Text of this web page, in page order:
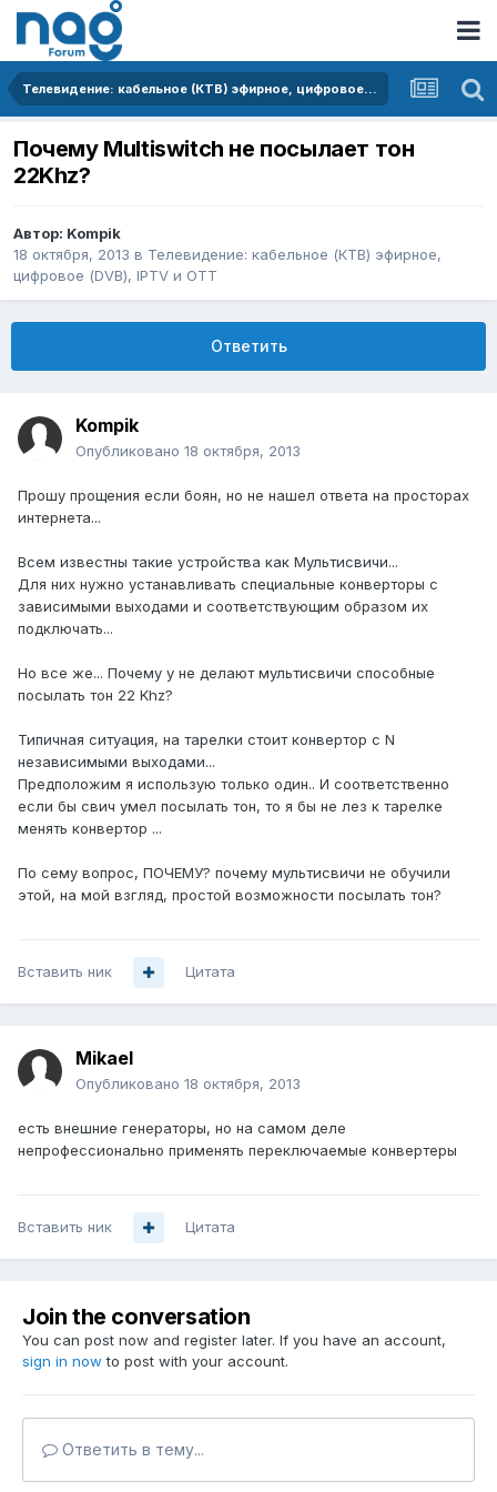
Телевидение: кабельное (КТВ) эфирное, цифровое (DVB), IPTV и OTT
Почему Multiswitch не посылает тон
22Khz?
Автор: Kompik
18 октября, 2013 в Телевидение: кабельное (КТВ) эфирное,
цифровое (DVB), IPTV и OTT
Ответить
Kompik
Опубликовано 18 октября, 2013
Прошу прощения если боян, но не нашел ответа на просторах
интернета...
Всем известны такие устройства как Мультисвичи...
Для них нужно устанавливать специальные конверторы с
зависимыми выходами и соответствующим образом их
подключать...
Но все же... Почему у не делают мультисвичи способные
посылать тон 22 Khz?
Типичная ситуация, на тарелки стоит конвертор с N
независимыми выходами...
Предположим я использую только один.. И соответственно
если бы свич умел посылать тон, то я бы не лез к тарелке
менять конвертор ...
По сему вопрос, ПОЧЕМУ? почему мультисвичи не обучили
этой, на мой взгляд, простой возможности посылать тон?
Вставить ник Цитата
Mikael
Опубликовано 18 октября, 2013
есть внешние генераторы, но на самом деле
непрофессионально применять переключаемые конвертеры
Вставить ник Цитата
Join the conversation
You can post now and register later. If you have an account,
sign in now to post with your account.
Ответить в тему...